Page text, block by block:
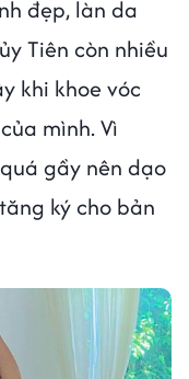
đẹp, làn da
Tiên còn nhiều
khi khoe vóc
mình. Vì
gầy nên dạo
ký cho bản